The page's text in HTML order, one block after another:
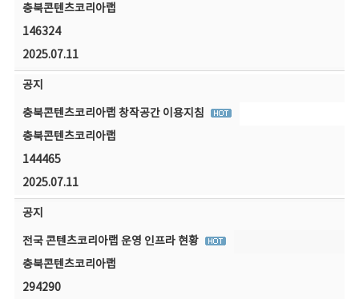
충북콘텐츠코리아랩
146324
2025.07.11
공지
충북콘텐츠코리아랩 창작공간 이용지침
충북콘텐츠코리아랩
144465
2025.07.11
공지
전국 콘텐츠코리아랩 운영 인프라 현황
충북콘텐츠코리아랩
294290